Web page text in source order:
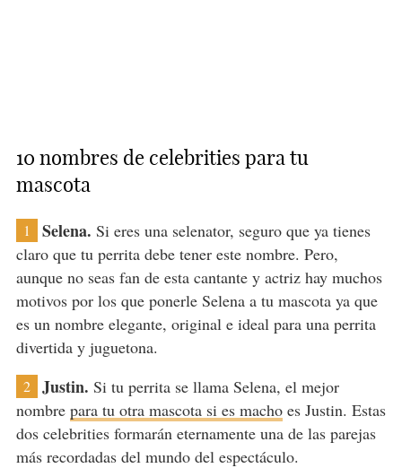
10 nombres de celebrities para tu
mascota
1 Selena. Si eres una selenator, seguro que ya tienes
claro que tu perrita debe tener este nombre. Pero,
aunque no seas fan de esta cantante y actriz hay muchos
motivos por los que ponerle Selena a tu mascota ya que
es un nombre elegante, original e ideal para una perrita
divertida y juguetona.
2 Justin. Si tu perrita se llama Selena, el mejor
nombre para tu otra mascota si es machoes Justin. Estas
dos celebrities formarán eternamente una de las parejas
más recordadas del mundo del espectáculo.